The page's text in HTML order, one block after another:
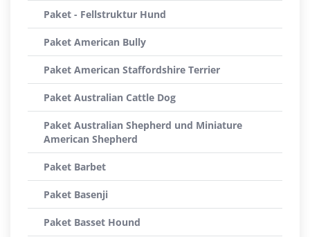
Paket - Fellstruktur Hund
Paket American Bully
Paket American Staffordshire Terrier
Paket Australian Cattle Dog
Paket Australian Shepherd und Miniature
American Shepherd
Paket Barbet
Paket Basenji
Paket Basset Hound